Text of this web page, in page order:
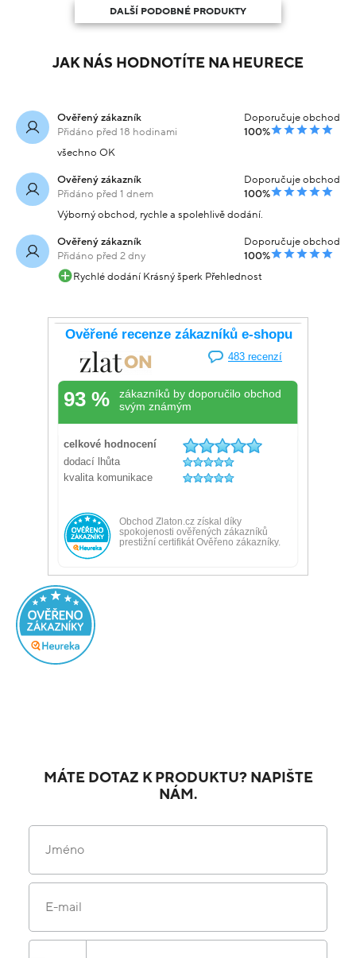
DALŠÍ PODOBNÉ PRODUKTY
JAK NÁS HODNOTÍTE NA HEURECE
Ověřený zákazník
Přidáno před 18 hodinami
Doporučuje obchod
100%
všechno OK
Ověřený zákazník
Přidáno před 1 dnem
Doporučuje obchod
100%
Výborný obchod, rychle a spolehlivě dodání.
Ověřený zákazník
Přidáno před 2 dny
Doporučuje obchod
100%
Rychlé dodání Krásný šperk Přehlednost
MÁTE DOTAZ K PRODUKTU? NAPIŠTE
NÁM.
Jméno
E-mail